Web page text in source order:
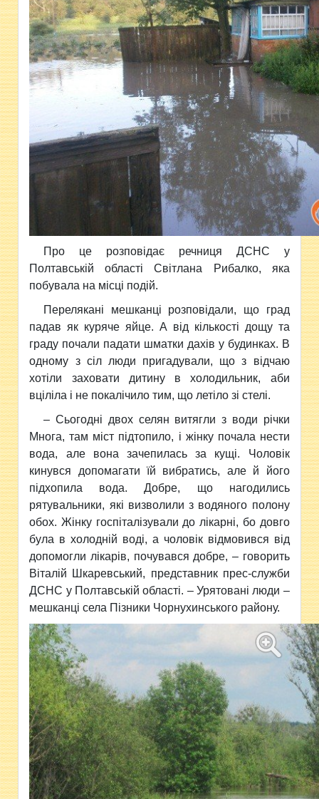
Про це розповідає речниця ДСНС у
Полтавській області Світлана Рибалко, яка
побувала на місці подій.
Перелякані мешканці розповідали, що град
падав як куряче яйце. А від кількості дощу та
граду почали падати шматки дахів у будинках. В
одному з сіл люди пригадували, що з відчаю
хотіли заховати дитину в холодильник, аби
вціліла і не покалічило тим, що летіло зі стелі.
– Сьогодні двох селян витягли з води річки
Многа, там міст підтопило, і жінку почала нести
вода, але вона зачепилась за кущі. Чоловік
кинувся допомагати їй вибратись, але й його
підхопила вода. Добре, що нагодились
рятувальники, які визволили з водяного полону
обох. Жінку госпіталізували до лікарні, бо довго
була в холодній воді, а чоловік відмовився від
допомогли лікарів, почувався добре, – говорить
Віталій Шкаревський, представник прес-служби
ДСНС у Полтавській області. – Урятовані люди –
мешканці села Пізники Чорнухинського району.